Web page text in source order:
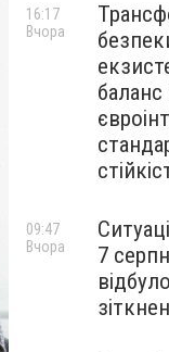
16:17
Вчора
7
09:47
Вчора